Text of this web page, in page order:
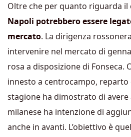
Oltre che per quanto riguarda il
Napoli potrebbero essere
mercato. La dirigenza
intervenire nel mercato di
rosa a disposizione di Fonseca.
innesto a centrocampo, reparto
stagione ha dimostrato di avere
milanese ha intenzione di
anche in avanti. L’obiettivo è